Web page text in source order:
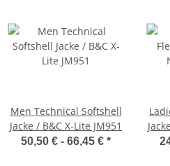
Men Technical Softshell
Jacke / B&C X-Lite JM951
50,50 € - 66,45 € *